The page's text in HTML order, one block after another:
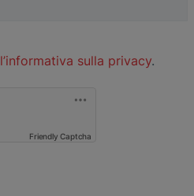
l’informativa sulla privacy.
Friendly Captcha